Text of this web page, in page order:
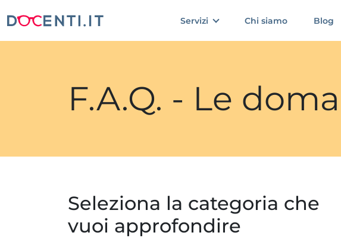
Servizi Chi siamo Blog
F.A.Q. - Le
Seleziona la categoria che
vuoi approfondire